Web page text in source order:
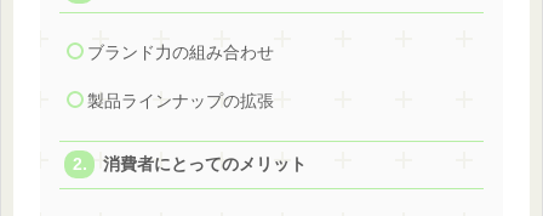
ブランド力の組み合わせ
製品ラインナップの拡張
消費者にとってのメリット